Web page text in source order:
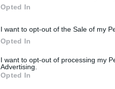
Opted In
I want to opt-out of the Sale of my
Opted In
I want to opt-out of processing my
Advertising.
Opted In